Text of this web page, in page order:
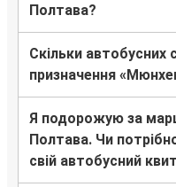
Полтава?
Скільки автобусних
призначення
Я подорожую за
Полтава. Чи
свій автобусний